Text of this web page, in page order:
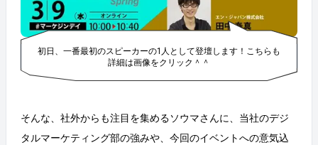
初日、一番最初のスピーカーの1人として登壇します！こちらも
詳細は画像をクリック＾＾
そんな、社外からも注目を集めるソウマさんに、当社のデジ
タルマーケティング部の強みや、今回のイベントへの意気込